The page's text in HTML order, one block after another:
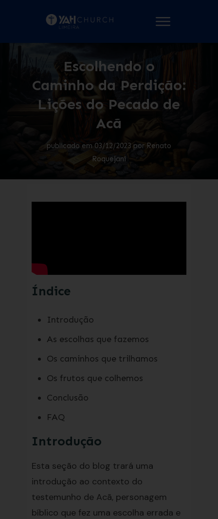
Escolhendo o
Caminho da Perdição:
Lições do Pecado de
Acã
publicado em 03/12/2023 por Renato
Roquejani
Índice
Introdução
As escolhas que fazemos
Os caminhos que trilhamos
Os frutos que colhemos
Conclusão
FAQ
Introdução
Esta seção do blog trará uma
introdução ao contexto do
testemunho de Acã, personagem
bíblico que fez uma escolha errada e